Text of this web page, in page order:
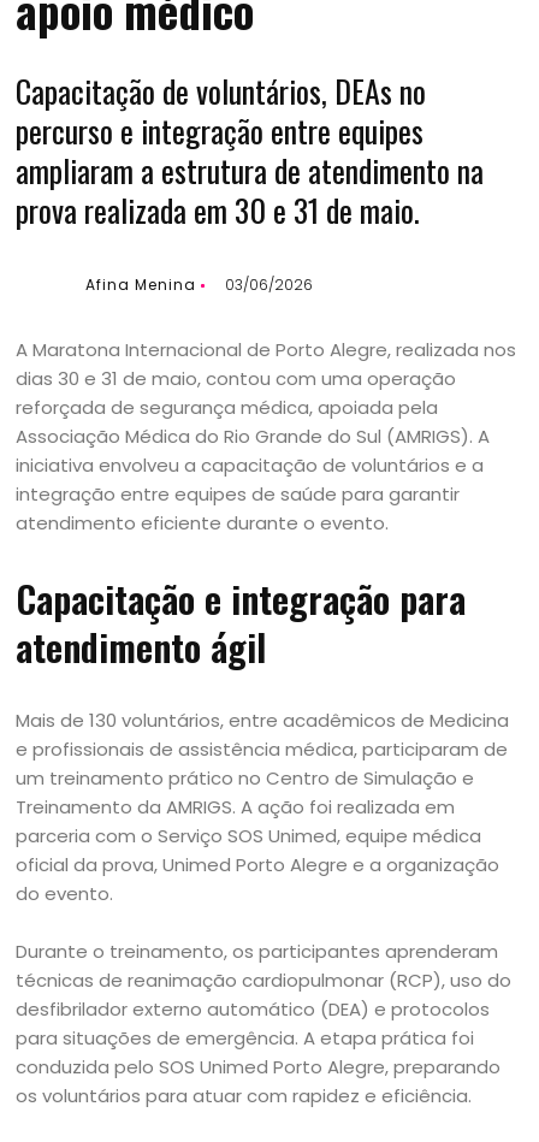
Capacitação de voluntários, DEAs no
percurso e integração entre equipes
ampliaram a estrutura de atendimento na
prova realizada em 30 e 31 de maio.
Afina Menina 03/06/2026
A Maratona Internacional de Porto Alegre, realizada nos
dias 30 e 31 de maio, contou com uma operação
reforçada de segurança médica, apoiada pela
Associação Médica do Rio Grande do Sul (AMRIGS). A
iniciativa envolveu a capacitação de voluntários e a
integração entre equipes de saúde para garantir
atendimento eficiente durante o evento.
Capacitação e integração para
atendimento ágil
Mais de 130 voluntários, entre acadêmicos de Medicina
e profissionais de assistência médica, participaram de
um treinamento prático no Centro de Simulação e
Treinamento da AMRIGS. A ação foi realizada em
parceria com o Serviço SOS Unimed, equipe médica
oficial da prova, Unimed Porto Alegre e a organização
do evento.
Durante o treinamento, os participantes aprenderam
técnicas de reanimação cardiopulmonar (RCP), uso do
desfibrilador externo automático (DEA) e protocolos
para situações de emergência. A etapa prática foi
conduzida pelo SOS Unimed Porto Alegre, preparando
os voluntários para atuar com rapidez e eficiência.